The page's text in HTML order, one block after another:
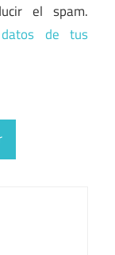
el spam.
de tus